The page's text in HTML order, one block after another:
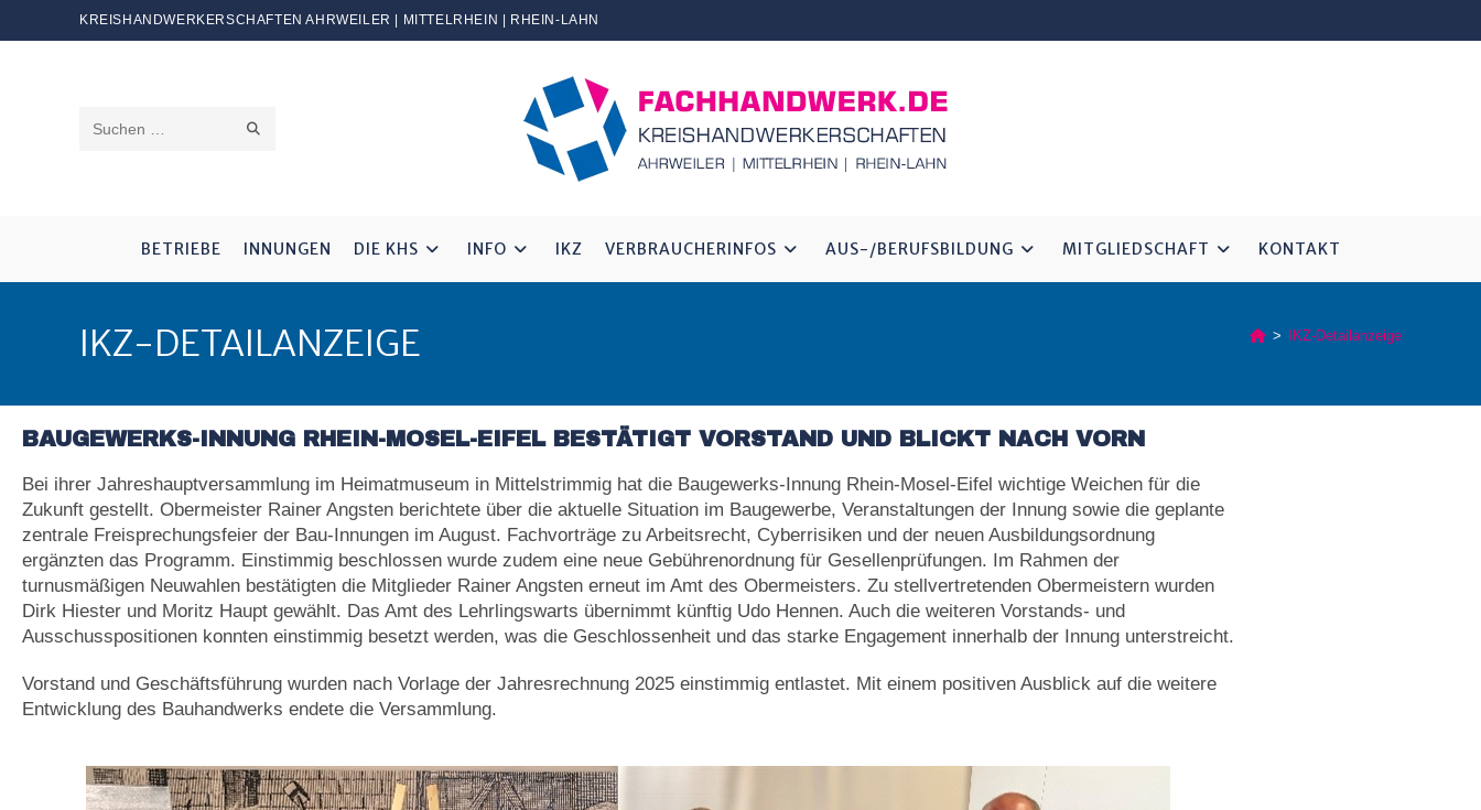
KREISHANDWERKERSCHAFTEN AHRWEILER | MITTELRHEIN | RHEIN-LAHN
Diese
BETRIEBE INNUNGEN DIE KHS INFO IKZ VERBRAUCHERINFOS AUS-/BERUFSBILDUNG MITGLIEDSCHAFT KONTAKT
IKZ-DETAILANZEIGE > IKZ-Detailanzeige
BAUGEWERKS-INNUNG RHEIN-MOSEL-EIFEL BESTÄTIGT VORSTAND UND BLICKT NACH VORN
Bei ihrer Jahreshauptversammlung im Heimatmuseum in Mittelstrimmig hat die Baugewerks-Innung Rhein-Mosel-Eifel wichtige Weichen für die
Zukunft gestellt. Obermeister Rainer Angsten berichtete über die aktuelle Situation im Baugewerbe, Veranstaltungen der Innung sowie die geplante
zentrale Freisprechungsfeier der Bau-Innungen im August. Fachvorträge zu Arbeitsrecht, Cyberrisiken und der neuen Ausbildungsordnung
ergänzten das Programm. Einstimmig beschlossen wurde zudem eine neue Gebührenordnung für Gesellenprüfungen. Im Rahmen der
turnusmäßigen Neuwahlen bestätigten die Mitglieder Rainer Angsten erneut im Amt des Obermeisters. Zu stellvertretenden Obermeistern wurden
Dirk Hiester und Moritz Haupt gewählt. Das Amt des Lehrlingswarts übernimmt künftig Udo Hennen. Auch die weiteren Vorstands- und
Ausschusspositionen konnten einstimmig besetzt werden, was die Geschlossenheit und das starke Engagement innerhalb der Innung unterstreicht.
Vorstand und Geschäftsführung wurden nach Vorlage der Jahresrechnung 2025 einstimmig entlastet. Mit einem positiven Ausblick auf die weitere
Entwicklung des Bauhandwerks endete die Versammlung.